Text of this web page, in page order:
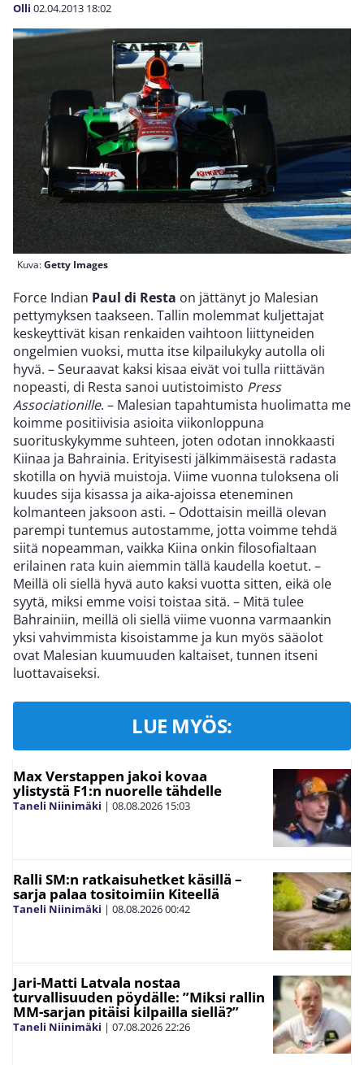
Olli 02.04.2013 18:02
Kuva:Getty Images
Force Indian Paul di Resta on jättänyt jo Malesian
pettymyksen taakseen. Tallin molemmat kuljettajat
keskeyttivät kisan renkaiden vaihtoon liittyneiden
ongelmien vuoksi, mutta itse kilpailukyky autolla oli
hyvä. – Seuraavat kaksi kisaa eivät voi tulla riittävän
nopeasti, di Resta sanoi uutistoimisto Press
Associationille. – Malesian tapahtumista huolimatta me
koimme positiivisia asioita viikonloppuna
suorituskykymme suhteen, joten odotan innokkaasti
Kiinaa ja Bahrainia. Erityisesti jälkimmäisestä radasta
skotilla on hyviä muistoja. Viime vuonna tuloksena oli
kuudes sija kisassa ja aika-ajoissa eteneminen
kolmanteen jaksoon asti. – Odottaisin meillä olevan
parempi tuntemus autostamme, jotta voimme tehdä
siitä nopeamman, vaikka Kiina onkin filosofialtaan
erilainen rata kuin aiemmin tällä kaudella koetut. –
Meillä oli siellä hyvä auto kaksi vuotta sitten, eikä ole
syytä, miksi emme voisi toistaa sitä. – Mitä tulee
Bahrainiin, meillä oli siellä viime vuonna varmaankin
yksi vahvimmista kisoistamme ja kun myös sääolot
ovat Malesian kuumuuden kaltaiset, tunnen itseni
luottavaiseksi.
LUE MYÖS:
Max Verstappen jakoi kovaa
ylistystä F1:n nuorelle tähdelle
Taneli Niinimäki | 08.08.2026 15:03
Ralli SM:n ratkaisuhetket käsillä –
sarja palaa tositoimiin Kiteellä
Taneli Niinimäki | 08.08.202600:42
Jari-Matti Latvala nostaa
turvallisuuden pöydälle: ”Miksi rallin
MM-sarjan pitäisi kilpailla siellä?”
Taneli Niinimäki | 07.08.202622:26